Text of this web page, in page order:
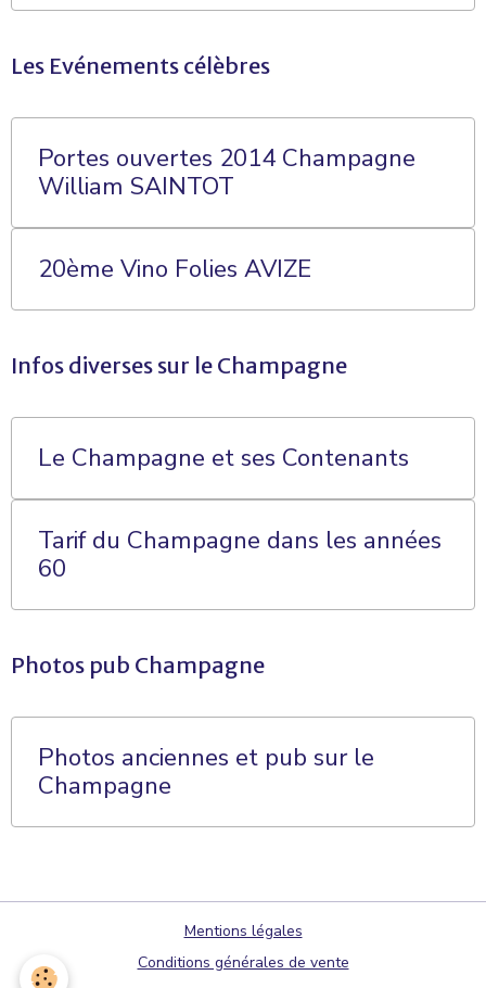
Les Evénements célèbres
Portes ouvertes 2014 Champagne
William SAINTOT
20ème Vino Folies AVIZE
Infos diverses sur le Champagne
Le Champagne et ses Contenants
Tarif du Champagne dans les années
60
Photos pub Champagne
Photos anciennes et pub sur le
Champagne
Mentions légales
Conditions générales de vente